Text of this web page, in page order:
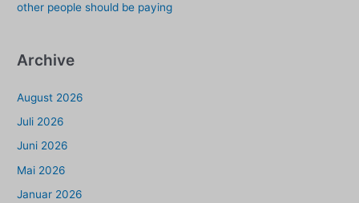
other people should be paying
Archive
August 2026
Juli 2026
Juni 2026
Mai 2026
Januar 2026